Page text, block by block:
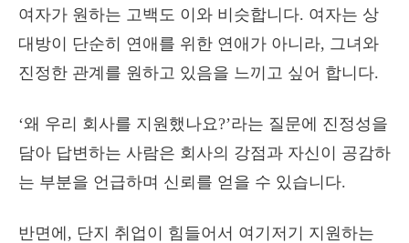
여자가 원하는 고백도 이와 비슷합니다. 여자는 상
대방이 단순히 연애를 위한 연애가 아니라, 그녀와
진정한 관계를 원하고 있음을 느끼고 싶어 합니다.
‘왜 우리 회사를 지원했나요?’라는 질문에 진정성을
담아 답변하는 사람은 회사의 강점과 자신이 공감하
는 부분을 언급하며 신뢰를 얻을 수 있습니다.
반면에, 단지 취업이 힘들어서 여기저기 지원하는